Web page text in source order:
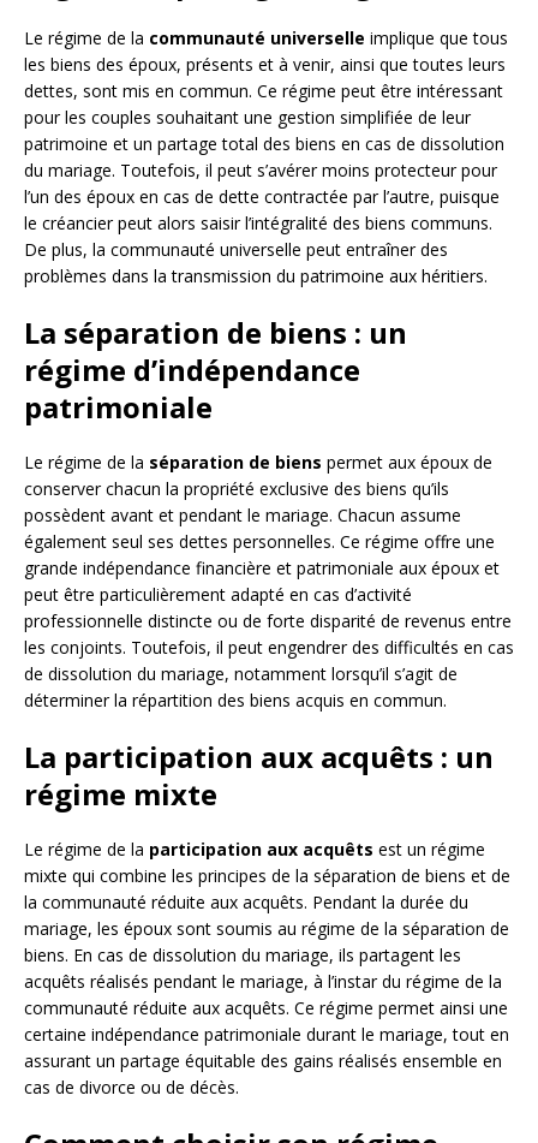
Le régime de la communauté universelle implique que tous
les biens des époux, présents et à venir, ainsi que toutes leurs
dettes, sont mis en commun. Ce régime peut être intéressant
pour les couples souhaitant une gestion simplifiée de leur
patrimoine et un partage total des biens en cas de dissolution
du mariage. Toutefois, il peut s’avérer moins protecteur pour
l’un des époux en cas de dette contractée par l’autre, puisque
le créancier peut alors saisir l’intégralité des biens communs.
De plus, la communauté universelle peut entraîner des
problèmes dans la transmission du patrimoine aux héritiers.
La séparation de biens : un
régime d’indépendance
patrimoniale
Le régime de la séparation de biens permet aux époux de
conserver chacun la propriété exclusive des biens qu’ils
possèdent avant et pendant le mariage. Chacun assume
également seul ses dettes personnelles. Ce régime offre une
grande indépendance financière et patrimoniale aux époux et
peut être particulièrement adapté en cas d’activité
professionnelle distincte ou de forte disparité de revenus entre
les conjoints. Toutefois, il peut engendrer des difficultés en cas
de dissolution du mariage, notamment lorsqu’il s’agit de
déterminer la répartition des biens acquis en commun.
La participation aux acquêts : un
régime mixte
Le régime de la participation aux acquêts est un régime
mixte qui combine les principes de la séparation de biens et de
la communauté réduite aux acquêts. Pendant la durée du
mariage, les époux sont soumis au régime de la séparation de
biens. En cas de dissolution du mariage, ils partagent les
acquêts réalisés pendant le mariage, à l’instar du régime de la
communauté réduite aux acquêts. Ce régime permet ainsi une
certaine indépendance patrimoniale durant le mariage, tout en
assurant un partage équitable des gains réalisés ensemble en
cas de divorce ou de décès.